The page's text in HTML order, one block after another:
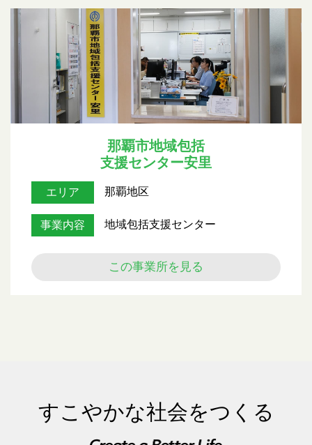
那覇市地域包括
支援センター安里
エリア 那覇地区
事業内容 地域包括支援センター
この事業所を見る
すこやかな社会をつくる